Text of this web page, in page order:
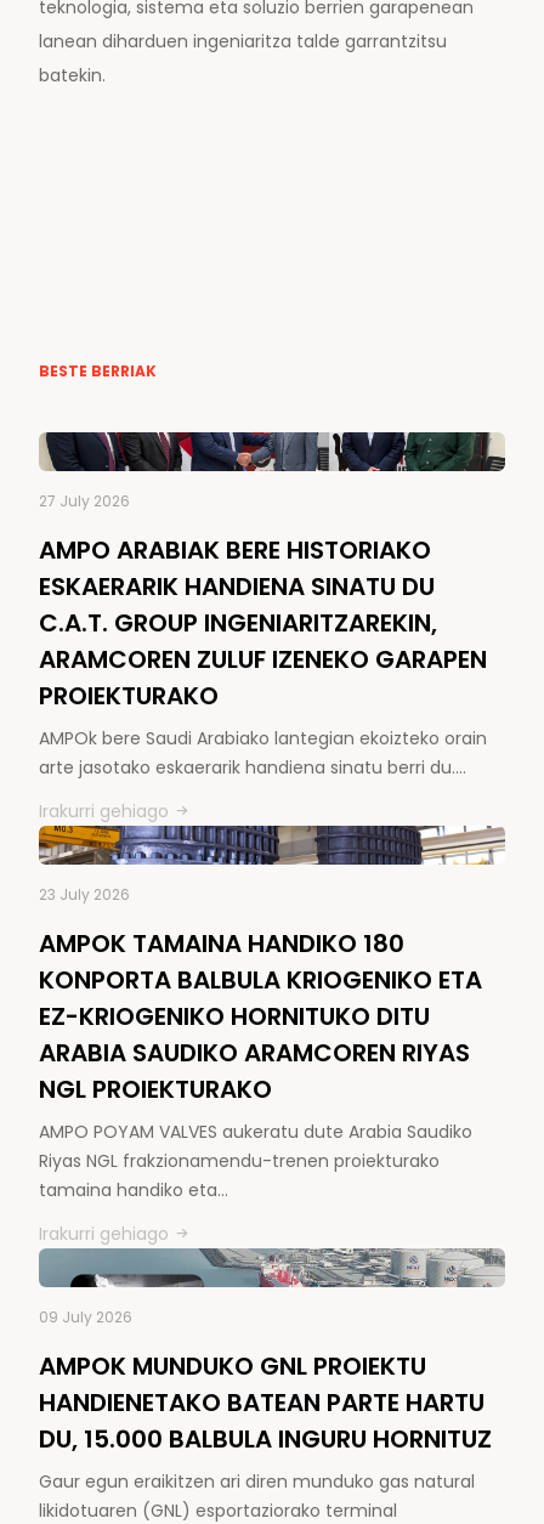
teknologia, sistema eta soluzio berrien garapenean
lanean diharduen ingeniaritza talde garrantzitsu
batekin.
BESTE BERRIAK
27 July 2026
AMPO ARABIAK BERE HISTORIAKO
ESKAERARIK HANDIENA SINATU DU
C.A.T. GROUP INGENIARITZAREKIN,
ARAMCOREN ZULUF IZENEKO GARAPEN
PROIEKTURAKO
AMPOk bere Saudi Arabiako lantegian ekoizteko orain
arte jasotako eskaerarik handiena sinatu berri du.…
Irakurri gehiago
23 July 2026
AMPOK TAMAINA HANDIKO 180
KONPORTA BALBULA KRIOGENIKO ETA
EZ-KRIOGENIKO HORNITUKO DITU
ARABIA SAUDIKO ARAMCOREN RIYAS
NGL PROIEKTURAKO
AMPO POYAM VALVES aukeratu dute Arabia Saudiko
Riyas NGL frakzionamendu-trenen proiekturako
tamaina handiko eta…
Irakurri gehiago
09 July 2026
AMPOK MUNDUKO GNL PROIEKTU
HANDIENETAKO BATEAN PARTE HARTU
DU, 15.000 BALBULA INGURU HORNITUZ
Gaur egun eraikitzen ari diren munduko gas natural
likidotuaren (GNL) esportaziorako terminal